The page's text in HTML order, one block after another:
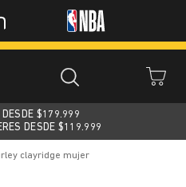
DESDE $179.999
DESDE $119.999
clayridge mujer